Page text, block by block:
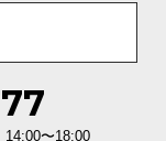
14:00〜18:00